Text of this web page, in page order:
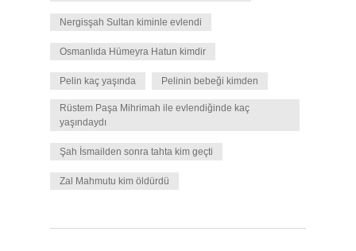
Nergisşah Sultan kiminle evlendi
Osmanlıda Hümeyra Hatun kimdir
Pelin kaç yaşında Pelinin bebeği kimden
Rüstem Paşa Mihrimah ile evlendiğinde kaç
yaşındaydı
Şah İsmailden sonra tahta kim geçti
Zal Mahmutu kim öldürdü